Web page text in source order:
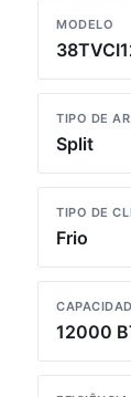
MODELO
TIPO DE
Split
TIPO DE
Frio
12000